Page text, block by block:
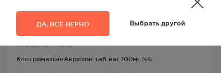
ДА, ВСЁ ВЕРНО Выбрать другой
Кандидоз/вагин ср-ва
Клотримазол-Акрихин таб ваг 100мг №6